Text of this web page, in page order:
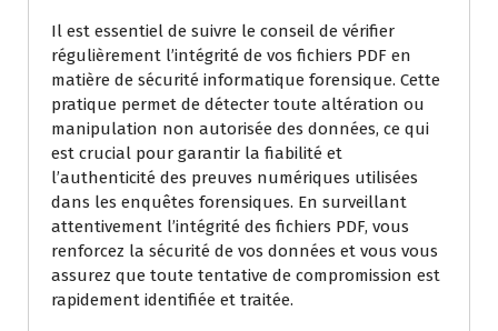
Il est essentiel de suivre le conseil de vérifier
régulièrement l’intégrité de vos fichiers PDF en
matière de sécurité informatique forensique. Cette
pratique permet de détecter toute altération ou
manipulation non autorisée des données, ce qui
est crucial pour garantir la fiabilité et
l’authenticité des preuves numériques utilisées
dans les enquêtes forensiques. En surveillant
attentivement l’intégrité des fichiers PDF, vous
renforcez la sécurité de vos données et vous vous
assurez que toute tentative de compromission est
rapidement identifiée et traitée.